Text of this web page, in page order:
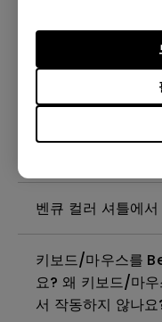
같은 게임을 다시
나 팝업 메시지가
Smart Game Art
벤큐 컬러 셔틀에
키보드/마우스를
요? 왜 키보드/마
서 작동하지 않나요